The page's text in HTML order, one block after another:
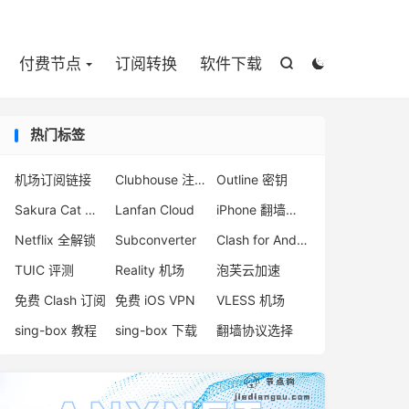


付费节点 订阅转换 软件下载
热门标签
机场订阅链接 Clubhouse 注册
Outline 密钥
Sakura Cat 机场
Lanfan Cloud
iPhone 翻墙软件
Netflix 全解锁
Subconverter
Clash for Android 官网
TUIC 评测
Reality 机场
泡芙云加速
免费 Clash 订阅
免费 iOS VPN
VLESS 机场
sing-box 教程
sing-box 下载 翻墙协议选择